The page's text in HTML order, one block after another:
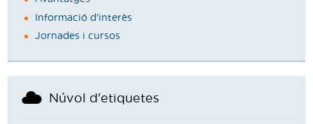
Informació d'interès
Jornades i cursos
Núvol d'etiquetes